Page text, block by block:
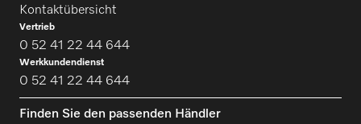
Kontaktübersicht
Vertrieb
0 52 41 22 44 644
Werkkundendienst
0 52 41 22 44 644
Finden Sie den passenden Händler